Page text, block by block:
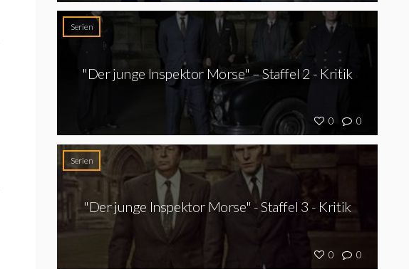
Serien
0 0
"Der junge Inspektor Morse" – Staffel 2 - Kritik
Serien
0 0
"Der junge Inspektor Morse" - Staffel 3 - Kritik